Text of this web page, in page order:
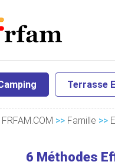
Terrasse
FRFAM.COM >> Famille >>
6 Méthodes